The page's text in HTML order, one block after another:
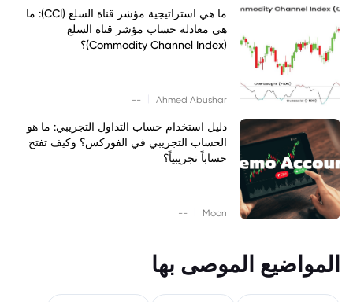
ما هي استراتيجية مؤشر قناة السلع (CCI): ما
هي معادلة حساب مؤشر قناة السلع
(Commodity Channel Index)؟
Ahmed Abushar
--
دليل استخدام حساب التداول التجريبي: ما هو
الحساب التجريبي في الفوركس؟ وكيف تفتح
حساباً تجريبياً؟
Moon
--
المواضيع الموصى بها